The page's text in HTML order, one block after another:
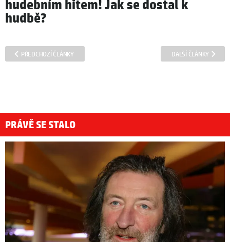
hudebním hitem! Jak se dostal k
hudbě?
PŘEDCHOZÍ ČLÁNKY DALŠÍ ČLÁNKY
PRÁVĚ SE STALO